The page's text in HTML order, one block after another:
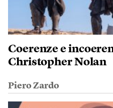
Coerenze e
Christopher Nolan
Piero Zardo